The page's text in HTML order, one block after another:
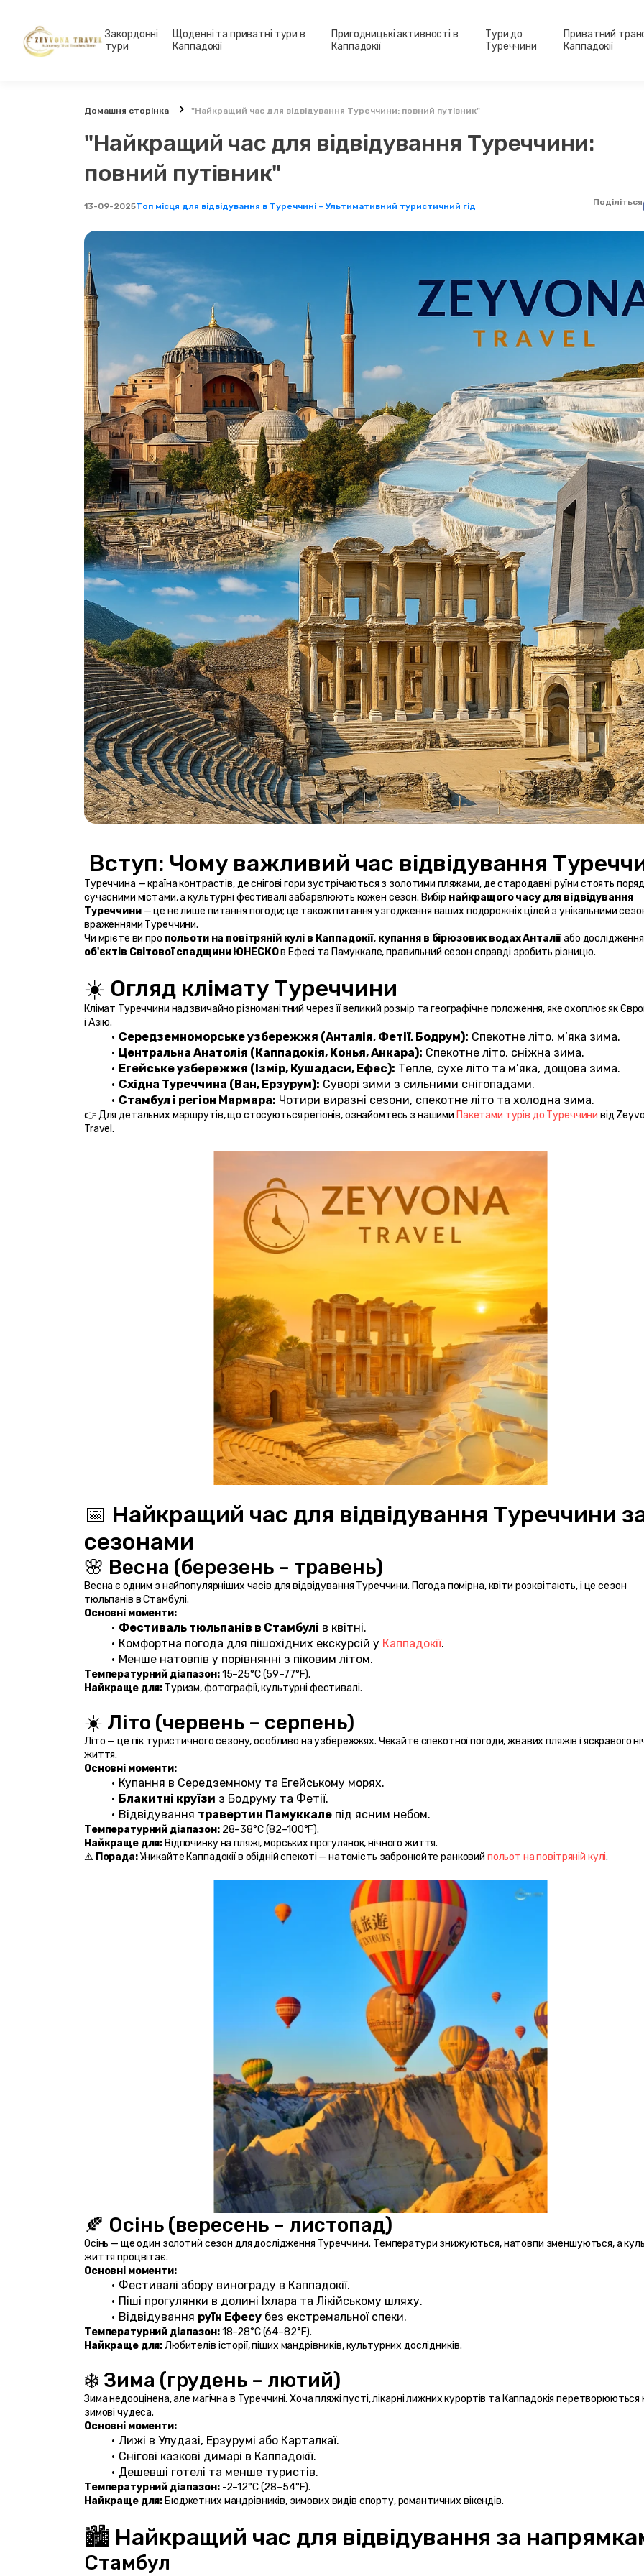
Закордонні
тури
Щоденні та приватні тури в
Каппадокії
Пригодницькі активності в
Каппадокії
Тури до
Туреччини
Приватний
Каппадокії
Домашня сторінка "Найкращий час для відвідування Туреччини: повний путівник"
"Найкращий час для відвідування Туреччини:
повний путівник"
13-09-2025Топ місця для відвідування в Туреччині – Ультимативний туристичний гід Поділіться
Туреччина — країна контрастів, де снігові гори зустрічаються з золотими пляжами, де стародавні руїни стоять
сучасними містами, а культурні фестивалі забарвлюють кожен сезон. Вибір найкращого часу для відвідування
Туреччини — це не лише питання погоди; це також питання узгодження ваших подорожніх цілей з унікальними
враженнями Туреччини.
Чи мрієте ви про польоти на повітряній кулі в Каппадокії, купання в бірюзових водах Анталії
об'єктів Світової спадщини ЮНЕСКО в Ефесі та Памуккале, правильний сезон справді зробить різницю.
☀️ Огляд клімату Туреччини
Клімат Туреччини надзвичайно різноманітний через її великий розмір та географічне положення, яке охоплює як
і Азію.
Середземноморське узбережжя (Анталія, Фетії, Бодрум): Спекотне літо, м’яка зима.
Центральна Анатолія (Каппадокія, Конья, Анкара): Спекотне літо, сніжна зима.
Егейське узбережжя (Ізмір, Кушадаси, Ефес): Тепле, сухе літо та м’яка, дощова зима.
Східна Туреччина (Ван, Ерзурум): Суворі зими з сильними снігопадами.
Стамбул і регіон Мармара: Чотири виразні сезони, спекотне літо та холодна зима.
👉 Для детальних маршрутів, що стосуються регіонів, ознайомтесь з нашими Пакетами турів до Туреччини від
Travel.
📅 Найкращий час для відвідування Туреччини
сезонами
🌸 Весна (березень – травень)
Весна є одним з найпопулярніших часів для відвідування Туреччини. Погода помірна, квіти розквітають, і це сезон
тюльпанів в Стамбулі.
Основні моменти:
Фестиваль тюльпанів в Стамбулі в квітні.
Комфортна погода для пішохідних екскурсій у Каппадокії.
Менше натовпів у порівнянні з піковим літом.
Температурний діапазон: 15–25°C (59–77°F).
Найкраще для: Туризм, фотографії, культурні фестивалі.
☀️ Літо (червень – серпень)
Літо — це пік туристичного сезону, особливо на узбережжях. Чекайте спекотної погоди, жвавих пляжів і яскравого
життя.
Основні моменти:
Купання в Середземному та Егейському морях.
Блакитні круїзи з Бодруму та Фетії.
Відвідування травертин Памуккале під ясним небом.
Температурний діапазон: 28–38°C (82–100°F).
Найкраще для: Відпочинку на пляжі, морських прогулянок, нічного життя.
⚠️ Порада: Уникайте Каппадокії в обідній спекоті — натомість забронюйте ранковий польот на повітряній кулі.
🍂 Осінь (вересень – листопад)
Осінь — ще один золотий сезон для дослідження Туреччини. Температури знижуються, натовпи зменшуються, а
життя процвітає.
Основні моменти:
Фестивалі збору винограду в Каппадокії.
Піші прогулянки в долині Іхлара та Лікійському шляху.
Відвідування руїн Ефесу без екстремальної спеки.
Температурний діапазон: 18–28°C (64–82°F).
Найкраще для: Любителів історії, піших мандрівників, культурних дослідників.
❄️ Зима (грудень – лютий)
Зима недооцінена, але магічна в Туреччині. Хоча пляжі пусті, лікарні лижних курортів та Каппадокія перетворюються
зимові чудеса.
Основні моменти:
Лижі в Улудазі, Ерзурумі або Карталкаї.
Снігові казкові димарі в Каппадокії.
Дешевші готелі та менше туристів.
Температурний діапазон: -2–12°C (28–54°F).
Найкраще для: Бюджетних мандрівників, зимових видів спорту, романтичних вікендів.
🏙️ Найкращий час для відвідування за
Стамбул